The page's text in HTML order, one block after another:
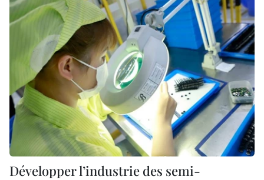
Développer l’industrie des semi-